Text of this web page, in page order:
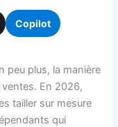
Copilot
peu plus, la manière
En 2026,
tailler sur mesure
qui